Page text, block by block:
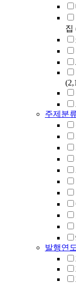
집
주제분
발행연도